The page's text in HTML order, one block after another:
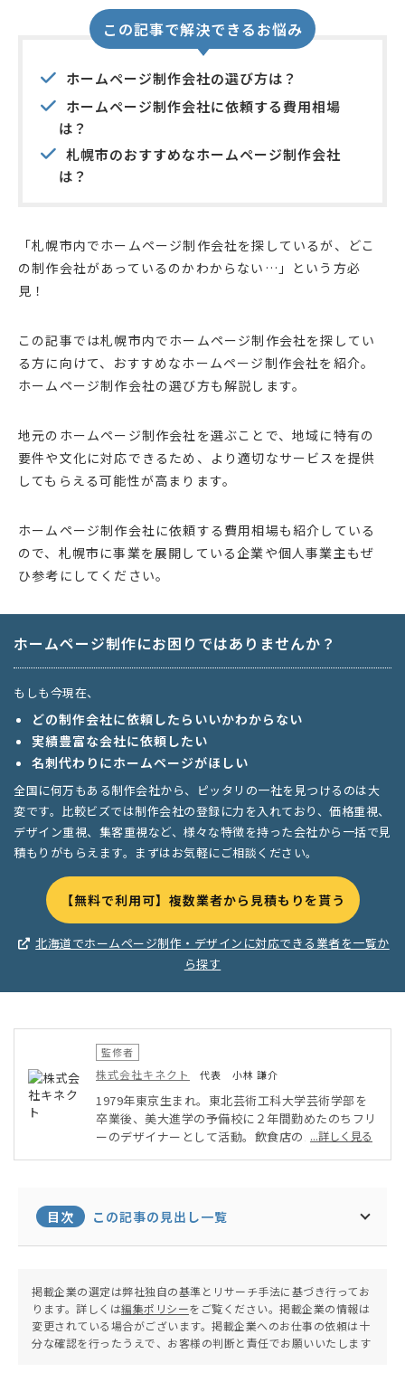
この記事で解決できるお悩み
ホームページ制作会社の選び方は？
ホームページ制作会社に依頼する費用相場
は？
札幌市のおすすめなホームページ制作会社
は？
「札幌市内でホームページ制作会社を探しているが、どこ
の制作会社があっているのかわからない…」という方必
見！
この記事では札幌市内でホームページ制作会社を探してい
る方に向けて、おすすめなホームページ制作会社を紹介。
ホームページ制作会社の選び方も解説します。
地元のホームページ制作会社を選ぶことで、地域に特有の
要件や文化に対応できるため、より適切なサービスを提供
してもらえる可能性が高まります。
ホームページ制作会社に依頼する費用相場も紹介している
ので、札幌市に事業を展開している企業や個人事業主もぜ
ひ参考にしてください。
ホームページ制作にお困りではありませんか？
もしも今現在、
どの制作会社に依頼したらいいかわからない
実績豊富な会社に依頼したい
名刺代わりにホームページがほしい
全国に何万もある制作会社から、ピッタリの一社を見つけるのは大
変です。比較ビズでは制作会社の登録に力を入れており、価格重視、
デザイン重視、集客重視など、様々な特徴を持った会社から一括で見
積もりがもらえます。まずはお気軽にご相談ください。
【無料で利用可】複数業者から見積もりを貰う
北海道でホームページ制作・デザインに対応できる業者を一覧か
ら探す
監修者
株式会社キネクト 代表 小林 謙介
1979年東京生まれ。東北芸術工科大学芸術学部を
卒業後、美大進学の予備校に２年間勤めたのちフリ
ーのデザイナーとして活動。飲食店のメニューや酒
株式会社キネクトを設立。グラフィックやWEBなど
のデザイン制作をはじめ、広告事業や講演会など幅
広い分野で活動している。
...詳しく見る
目次 この記事の見出し一覧
掲載企業の選定は弊社独自の基準とリサーチ手法に基づき行ってお
ります。詳しくは編集ポリシーをご覧ください。掲載企業の情報は
変更されている場合がございます。掲載企業へのお仕事の依頼は十
分な確認を行ったうえで、お客様の判断と責任でお願いいたします